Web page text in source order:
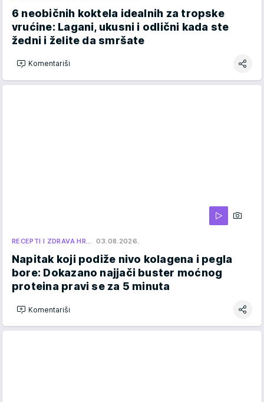
6 neobičnih koktela idealnih za tropske
vrućine: Lagani, ukusni i odlični kada ste
žedni i želite da smršate
Komentariši
RECEPTI I ZDRAVA HR… 03.08.2026.
Napitak koji podiže nivo kolagena i pegla
bore: Dokazano najjači buster moćnog
proteina pravi se za 5 minuta
Komentariši